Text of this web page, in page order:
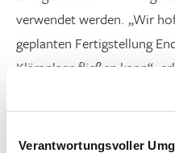
Verantwortungsvoller
verwendet werden. „Wir
geplanten Fertigstellung
Kläranlage fließen kann“,
Parallel PV-
Die Solarpaneele sollen im